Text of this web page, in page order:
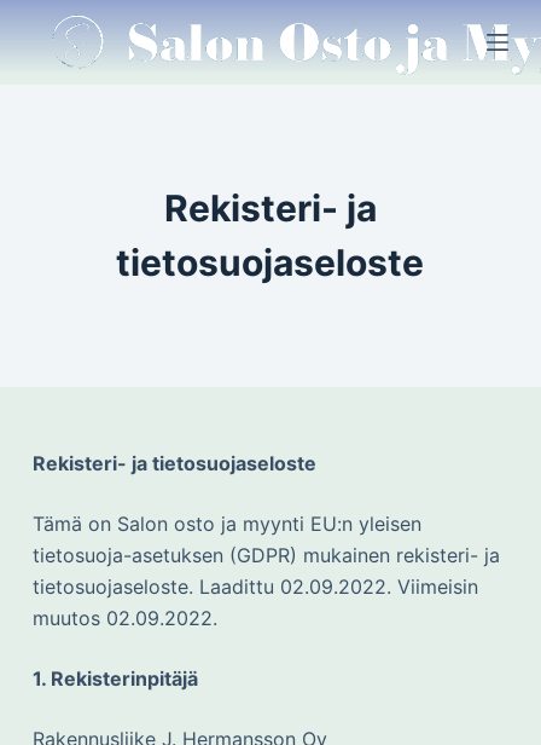
Rekisteri- ja
tietosuojaseloste
Rekisteri- ja tietosuojaseloste
Tämä on Salon osto ja myynti EU:n yleisen
tietosuoja-asetuksen (GDPR) mukainen rekisteri- ja
tietosuojaseloste. Laadittu 02.09.2022. Viimeisin
muutos 02.09.2022.
1. Rekisterinpitäjä
Rakennusliike J. Hermansson Oy